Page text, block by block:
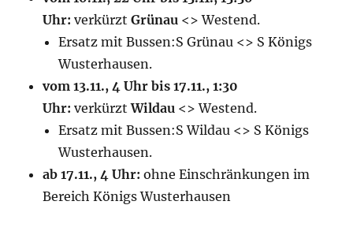
Uhr: verkürztGrünau <> Westend.
Ersatz mit Bussen:S Grünau <> S Königs
Wusterhausen.
vom 13.11., 4 Uhr bis 17.11., 1:30
Uhr: verkürztWildau <> Westend.
Ersatz mit Bussen:S Wildau <> S Königs
Wusterhausen.
ab 17.11., 4 Uhr: ohne Einschränkungen im
Bereich Königs Wusterhausen